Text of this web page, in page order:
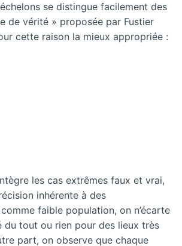
se distingue facilement des
de vérité » proposée par Fustier
cette raison la mieux appropriée :
les cas extrêmes faux et vrai,
inhérente à des
faible population, on n’écarte
du tout ou rien pour des lieux très
part, on observe que chaque